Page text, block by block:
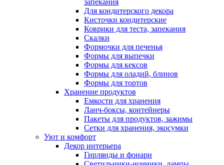
запекания
Для кондитерского декора
Кисточки кондитерские
Коврики для теста, запекания
Скалки
Формочки для печенья
Формы для выпечки
Формы для кексов
Формы для оладий, блинов
Формы для тортов
Хранение продуктов
Емкости для хранения
Ланч-боксы, контейнеры
Пакеты для продуктов, зажимы
Сетки для хранения, экосумки
Уют и комфорт
Декор интерьера
Гирлянды и фонари